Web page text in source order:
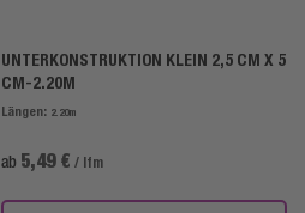
UNTERKONSTRUKTION KLEIN 2,5 CM X 5
CM-2.20M
Längen: 2.20m
ab 5,49 € / lfm